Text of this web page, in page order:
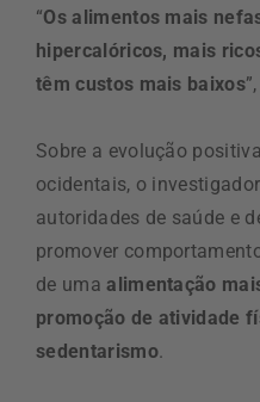
“Os alimentos mais
hipercalóricos, mais
têm custos mais baixos
Sobre a evolução
ocidentais, o
autoridades de saúde e
promover
de umaalimentação
promoção de atividade
sedentarismo.